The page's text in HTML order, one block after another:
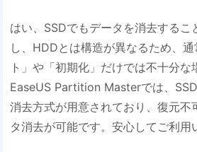
はい、SSDでもデータを消去するこ
し、HDDとは構造が異なるため、
ト」や「初期化」だけでは不十分な
EaseUS Partition Masterでは、
消去方式が用意されており、復元不
タ消去が可能です。安心してご利用